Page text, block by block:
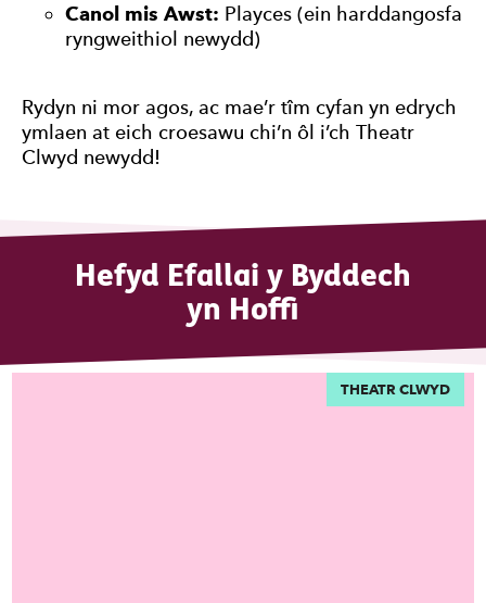
Canol mis Awst: Playces (ein harddangosfa
ryngweithiol newydd)
Rydyn ni mor agos, ac mae’r tîm cyfan yn edrych
ymlaen at eich croesawu chi’n ôl i’ch Theatr
Clwyd newydd!
Hefyd Efallai y Byddech
yn Hoffi
THEATR CLWYD